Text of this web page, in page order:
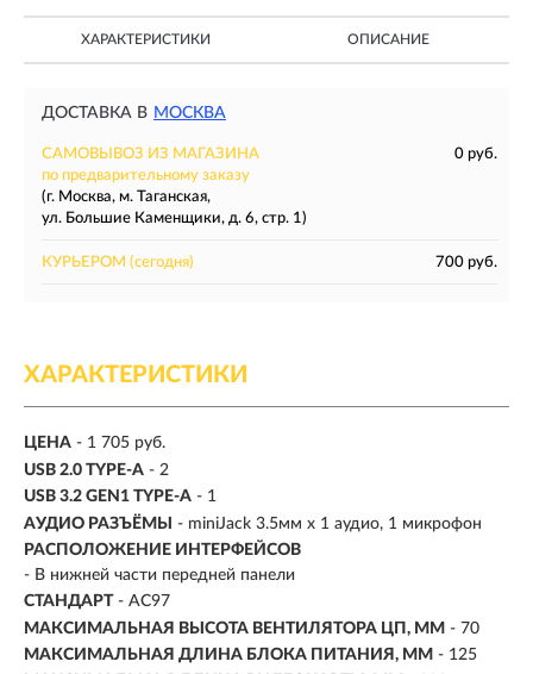
ХАРАКТЕРИСТИКИ ОПИСАНИЕ
ДОСТАВКА В МОСКВА
САМОВЫВОЗ ИЗ МАГАЗИНА
0 руб.
по предварительному заказу
(г. Москва, м. Таганская,
ул. Большие Каменщики, д. 6, стр. 1)
КУРЬЕРОМ (сегодня) 700 руб.
ХАРАКТЕРИСТИКИ
ЦЕНА - 1 705 руб.
USB 2.0 TYPE-A - 2
USB 3.2 GEN1 TYPE-A - 1
АУДИО РАЗЪЁМЫ
- miniJack 3.5мм х 1 аудио, 1 микрофон
РАСПОЛОЖЕНИЕ ИНТЕРФЕЙСОВ
- В нижней части передней панели
СТАНДАРТ - AC97
МАКСИМАЛЬНАЯ ВЫСОТА ВЕНТИЛЯТОРА ЦП, ММ - 70
МАКСИМАЛЬНАЯ ДЛИНА БЛОКА ПИТАНИЯ, ММ - 125